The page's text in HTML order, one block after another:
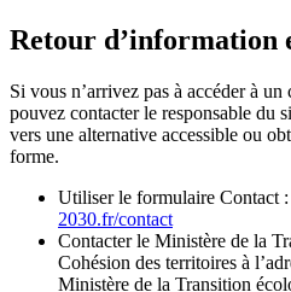
Retour d’information
Si vous n’arrivez pas à accéder à
pouvez contacter le responsable du
vers une alternative accessible ou
forme.
Utiliser le formulaire Contact :
2030.fr/contact
Contacter le Ministère de la
Cohésion des territoires à
Ministère de la Transition